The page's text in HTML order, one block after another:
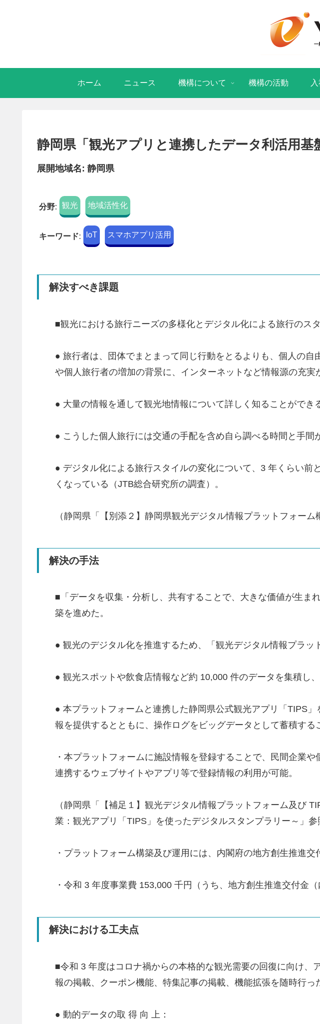
ホーム ニュース 機構について 機構の活動
静岡県「観光アプリと連携したデータ利活用
展開地域名: 静岡県
分野: 観光 地域活性化
キーワード: IoT スマホアプリ活用
解決すべき課題
■観光における旅行ニーズの多様化とデジタル化による旅行のス
● 旅行者は、団体でまとまって同じ行動をとるよりも、個人の
や個人旅行者の増加の背景に、インターネットなど情報源の充実
● 大量の情報を通して観光地情報について詳しく知ることができ
● こうした個人旅行には交通の手配を含め自ら調べる時間と手間
● デジタル化による旅行スタイルの変化について、3 年くらい
くなっている（JTB総合研究所の調査）。
（静岡県「【別添２】静岡県観光デジタル情報プラットフォーム
解決の手法
■「データを収集・分析し、共有することで、大きな価値が生ま
築を進めた。
● 観光のデジタル化を推進するため、「観光デジタル情報プラッ
● 観光スポットや飲食店情報など約 10,000 件のデータを集積し
● 本プラットフォームと連携した静岡県公式観光アプリ「TIPS
報を提供するとともに、操作ログをビッグデータとして蓄積す
・本プラットフォームに施設情報を登録することで、民間企業
連携するウェブサイトやアプリ等で登録情報の利用が可能。
（静岡県「【補足１】観光デジタル情報プラットフォーム及
業：観光アプリ「TIPS」を使ったデジタルスタンプラリー～」参
・プラットフォーム構築及び運用には、内閣府の地方創生推進
・令和 3 年度事業費 153,000 千円（うち、地方創生推進交付金（
解決における工夫点
■令和 3 年度はコロナ禍からの本格的な観光需要の回復に向け
報の掲載、クーポン機能、特集記事の掲載、機能拡張を随時行っ
● 動的データの取 得 向 上：